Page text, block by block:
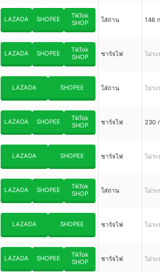
LAZADA SHOPEE
TikTok
SHOP
ใส่ถ่าน 146
LAZADA SHOPEE
TikTok
SHOP
ชาร์จไฟ ไม่ระ
LAZADA SHOPEE ใส่ถ่าน ไม่ระ
LAZADA SHOPEE
TikTok
SHOP
ชาร์จไฟ 230
LAZADA SHOPEE ชาร์จไฟ ไม่ระ
LAZADA SHOPEE
TikTok
SHOP
ใส่ถ่าน ไม่ระ
LAZADA SHOPEE ชาร์จไฟ ไม่ระ
LAZADA SHOPEE
TikTok
SHOP
ชาร์จไฟ ไม่ระ